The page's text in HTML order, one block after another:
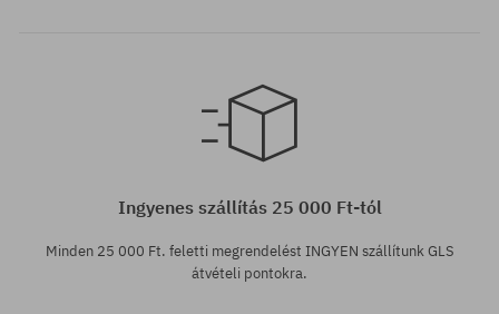
Ingyenes szállítás 25 000 Ft-tól
Minden 25 000 Ft. feletti megrendelést INGYEN szállítunk GLS
átvételi pontokra.